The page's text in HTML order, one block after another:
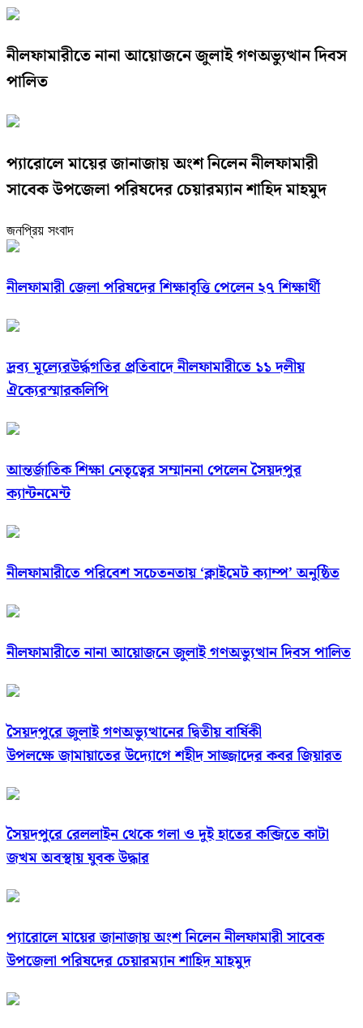
নীলফামারীতে নানা আয়োজনে জুলাই গণঅভ্যুত্থান দিবস
পালিত
প্যারোলে মায়ের জানাজায় অংশ নিলেন নীলফামারী
সাবেক উপজেলা পরিষদের চেয়ারম্যান শাহিদ মাহমুদ
জনপ্রিয় সংবাদ
নীলফামারী জেলা পরিষদের শিক্ষাবৃত্তি পেলেন ২৭ শিক্ষার্থী
দ্রব্য মূল্যেরউর্দ্ধগতির প্রতিবাদে নীলফামারীতে ১১ দলীয়
ঐক্যেরস্মারকলিপি
আন্তর্জাতিক শিক্ষা নেতৃত্বের সম্মাননা পেলেন সৈয়দপুর
ক্যান্টনমেন্ট
নীলফামারীতে পরিবেশ সচেতনতায় ‘ক্লাইমেট ক্যাম্প’ অনুষ্ঠিত
নীলফামারীতে নানা আয়োজনে জুলাই গণঅভ্যুত্থান দিবস পালিত
সৈয়দপুরে জুলাই গণঅভ্যুত্থানের দ্বিতীয় বার্ষিকী
উপলক্ষে জামায়াতের উদ্যোগে শহীদ সাজ্জাদের কবর জিয়ারত
সৈয়দপুরে রেললাইন থেকে গলা ও দুই হাতের কব্জিতে কাটা
জখম অবস্থায় যুবক উদ্ধার
প্যারোলে মায়ের জানাজায় অংশ নিলেন নীলফামারী সাবেক
উপজেলা পরিষদের চেয়ারম্যান শাহিদ মাহমুদ